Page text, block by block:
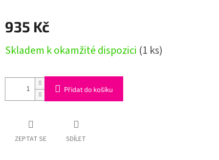
935 Kč
cena:
Skladem k okamžité dispozici (1 ks)
Přidat do košíku
ZEPTAT SE SDÍLET